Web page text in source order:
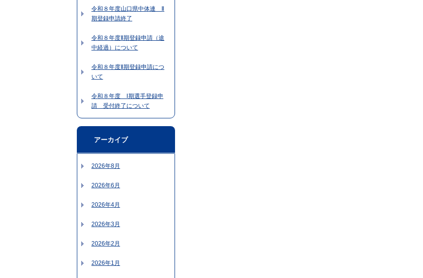
令和８年度山口県中体連 Ⅱ
期登録申請終了
令和８年度Ⅱ期登録申請（途
中経過）について
令和８年度Ⅱ期登録申請につ
いて
令和８年度 Ⅰ期選手登録申
請 受付終了について
アーカイブ
2026年8月
2026年6月
2026年4月
2026年3月
2026年2月
2026年1月